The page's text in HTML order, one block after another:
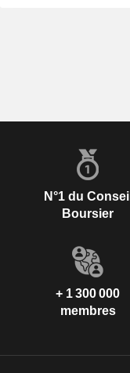
N°1 du Conseil
Boursier
+ 1 300 000
membres